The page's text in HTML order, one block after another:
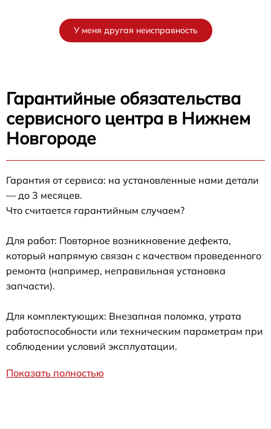
У меня другая неисправность
Гарантийные обязательства
сервисного центра в Нижнем
Новгороде
Гарантия от сервиса: на установленные нами детали
— до 3 месяцев.
Что считается гарантийным случаем?
Для работ: Повторное возникновение дефекта,
который напрямую связан с качеством проведенного
ремонта (например, неправильная установка
запчасти).
Для комплектующих: Внезапная поломка, утрата
работоспособности или техническим параметрам при
соблюдении условий эксплуатации.
Показать полностью